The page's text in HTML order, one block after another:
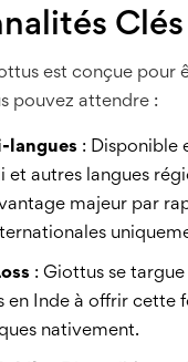
Clés
est conçue pour
pouvez attendre :
langues : Disponible
et autres langues
majeur par
: Giottus se
en Inde à offrir cette
nativement.